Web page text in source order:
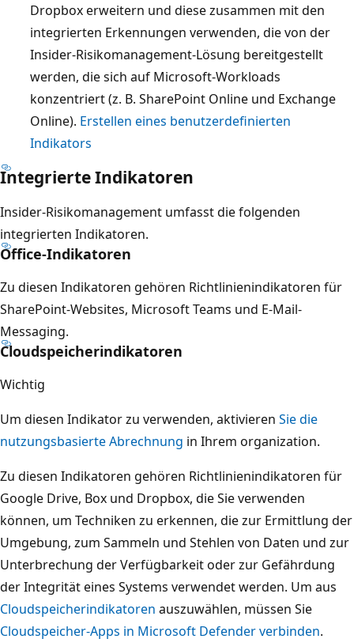
Dropbox erweitern und diese zusammen mit den
integrierten Erkennungen verwenden, die von der
Insider-Risikomanagement-Lösung bereitgestellt
werden, die sich auf Microsoft-Workloads
konzentriert (z. B. SharePoint Online und Exchange
Online). Erstellen eines benutzerdefinierten
Indikators
Integrierte Indikatoren
Insider-Risikomanagement umfasst die folgenden
integrierten Indikatoren.
Office-Indikatoren
Zu diesen Indikatoren gehören Richtlinienindikatoren für
SharePoint-Websites, Microsoft Teams und E-Mail-
Messaging.
Cloudspeicherindikatoren
Wichtig
Um diesen Indikator zu verwenden, aktivieren Sie die
nutzungsbasierte Abrechnung in Ihrem organization.
Zu diesen Indikatoren gehören Richtlinienindikatoren für
Google Drive, Box und Dropbox, die Sie verwenden
können, um Techniken zu erkennen, die zur Ermittlung der
Umgebung, zum Sammeln und Stehlen von Daten und zur
Unterbrechung der Verfügbarkeit oder zur Gefährdung
der Integrität eines Systems verwendet werden. Um aus
Cloudspeicherindikatoren auszuwählen, müssen Sie
Cloudspeicher-Apps in Microsoft Defender verbinden.